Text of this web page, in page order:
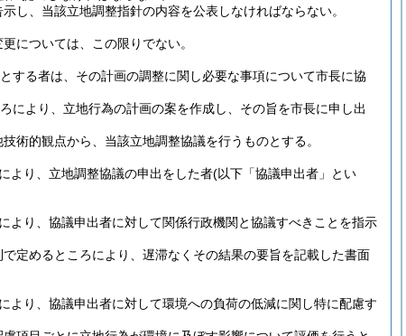
し、当該立地調整指針の内容を公表しなければならない。
については、この限りでない。
する者は、その計画の調整に関し必要な事項について市長に協
により、立地行為の計画の案を作成し、その旨を市長に申し出
術的観点から、当該立地調整協議を行うものとする。
より、立地調整協議の申出をした者(以下「協議申出者」とい
り、協議申出者に対して関係行政機関と協議すべきことを指示
定めるところにより、遅滞なくその結果の要旨を記載した書面
り、協議申出者に対して環境への負荷の低減に関し特に配慮す